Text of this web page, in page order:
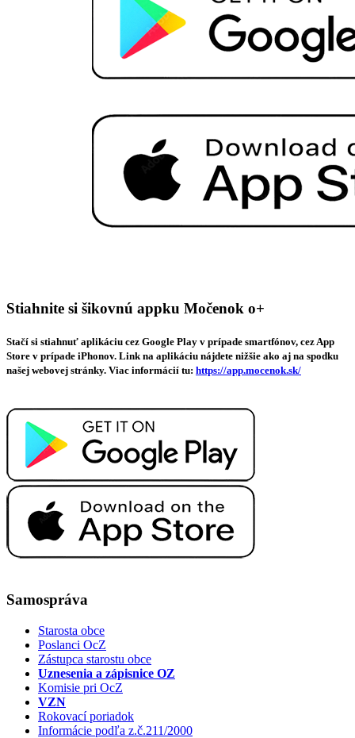
Stiahnite si šikovnú appku Močenok o+
Stačí si stiahnuť aplikáciu cez Google Play v prípade smartfónov, cez App
Store v prípade iPhonov. Link na aplikáciu nájdete nižšie ako aj na spodku
našej webovej stránky. Viac informácií tu: https://app.mocenok.sk/
Samospráva
Starosta obce
Poslanci OcZ
Zástupca starostu obce
Uznesenia a zápisnice OZ
Komisie pri OcZ
VZN
Rokovací poriadok
Informácie podľa z.č.211/2000